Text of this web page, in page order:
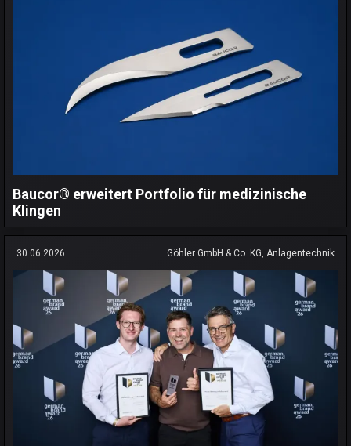
Baucor® erweitert Portfolio für medizinische
Klingen
30.06.2026 Göhler GmbH & Co. KG, Anlagentechnik